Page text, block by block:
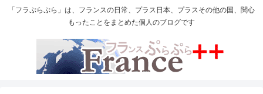
「フラぷらぷら」は、フランスの日常、プラス日本、プラスその他の国、関心
もったことをまとめた個人のブログです